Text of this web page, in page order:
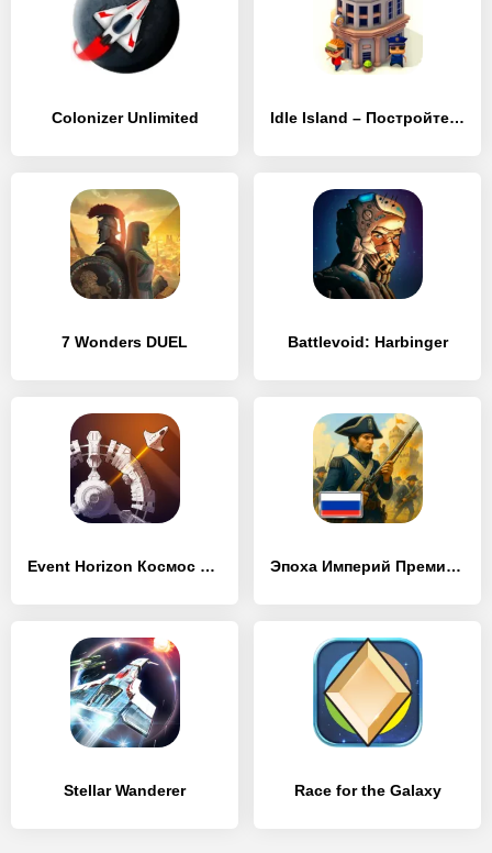
Colonizer Unlimited Idle Island – Постройте город на своем острове!
7 Wonders DUEL Battlevoid: Harbinger
Event Horizon Космос и корабли Эпоха Империй Премиум
Stellar Wanderer Race for the Galaxy